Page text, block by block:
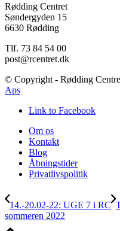
Rødding Centret
Søndergyden 15
6630 Rødding
Tlf. 73 84 54 00
post@rcentret.dk
© Copyright - Rødding
Aps
Link to Facebook
Om os
Kontakt
Blog
Åbningstider
Privatlivspolitik
14.-20.02-22: UGE 7 i RC
sommeren 2022